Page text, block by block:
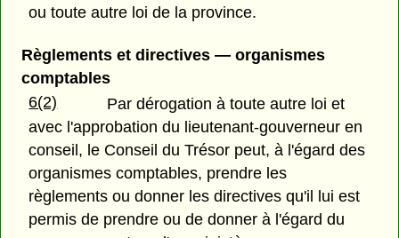
ou toute autre loi de la province.
Règlements et directives — organismes
comptables
6(2)
Par dérogation à toute autre loi et
avec l'approbation du lieutenant-gouverneur en
conseil, le Conseil du Trésor peut, à l'égard des
organismes comptables, prendre les
règlements ou donner les directives qu'il lui est
permis de prendre ou de donner à l'égard du